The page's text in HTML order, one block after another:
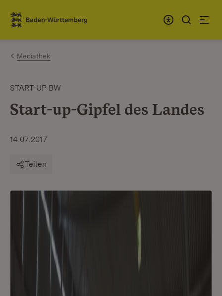
Zum Inhalt springen
Link zur Startseite
Mediathek
START-UP BW
Start-up-Gipfel des Landes
14.07.2017
Teilen